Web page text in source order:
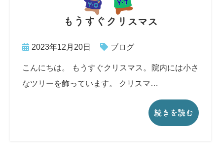
もうすぐクリスマス
2023年12月20日 ブログ
こんにちは。 もうすぐクリスマス。院内には小さ
なツリーを飾っています。 クリスマ…
続きを読む